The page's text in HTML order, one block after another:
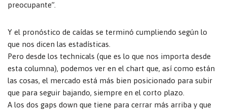
preocupante”.
Y el pronóstico de caídas se terminó cumpliendo según lo
que nos dicen las estadísticas.
Pero desde los technicals (que es lo que nos importa desde
esta columna), podemos ver en el chart que, así como están
las cosas, el mercado está más bien posicionado para subir
que para seguir bajando, siempre en el corto plazo.
A los dos gaps down que tiene para cerrar más arriba y que